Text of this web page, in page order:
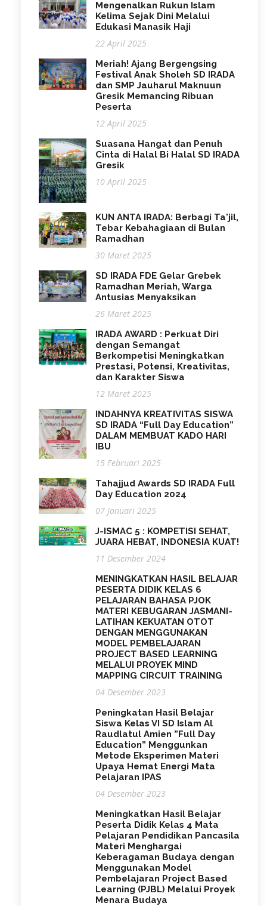
Mengenalkan Rukun Islam
Kelima Sejak Dini Melalui
Edukasi Manasik Haji
22 April 2025
Meriah! Ajang Bergengsing
Festival Anak Sholeh SD IRADA
dan SMP Jauharul Maknuun
Gresik Memancing Ribuan
Peserta
12 April 2025
Suasana Hangat dan Penuh
Cinta di Halal Bi Halal SD IRADA
Gresik
10 April 2025
KUN ANTA IRADA: Berbagi Ta'jil,
Tebar Kebahagiaan di Bulan
Ramadhan
30 Maret 2025
SD IRADA FDE Gelar Grebek
Ramadhan Meriah, Warga
Antusias Menyaksikan
26 Maret 2025
IRADA AWARD : Perkuat Diri
dengan Semangat
Berkompetisi Meningkatkan
Prestasi, Potensi, Kreativitas,
dan Karakter Siswa
12 Maret 2025
INDAHNYA KREATIVITAS SISWA
SD IRADA “Full Day Education”
DALAM MEMBUAT KADO HARI
IBU
15 Februari 2025
Tahajjud Awards SD IRADA Full
Day Education 2024
07 Januari 2025
J-ISMAC 5 : KOMPETISI SEHAT,
JUARA HEBAT, INDONESIA KUAT!
11 Desember 2024
MENINGKATKAN HASIL BELAJAR
PESERTA DIDIK KELAS 6
PELAJARAN BAHASA PJOK
MATERI KEBUGARAN JASMANI-
LATIHAN KEKUATAN OTOT
DENGAN MENGGUNAKAN
MODEL PEMBELAJARAN
PROJECT BASED LEARNING
MELALUI PROYEK MIND
MAPPING CIRCUIT TRAINING
04 Desember 2023
Peningkatan Hasil Belajar
Siswa Kelas VI SD Islam Al
Raudlatul Amien ”Full Day
Education” Menggunkan
Metode Eksperimen Materi
Upaya Hemat Energi Mata
Pelajaran IPAS
04 Desember 2023
Meningkatkan Hasil Belajar
Peserta Didik Kelas 4 Mata
Pelajaran Pendidikan Pancasila
Materi Menghargai
Keberagaman Budaya dengan
Menggunakan Model
Pembelajaran Project Based
Learning (PJBL) Melalui Proyek
Menara Budaya